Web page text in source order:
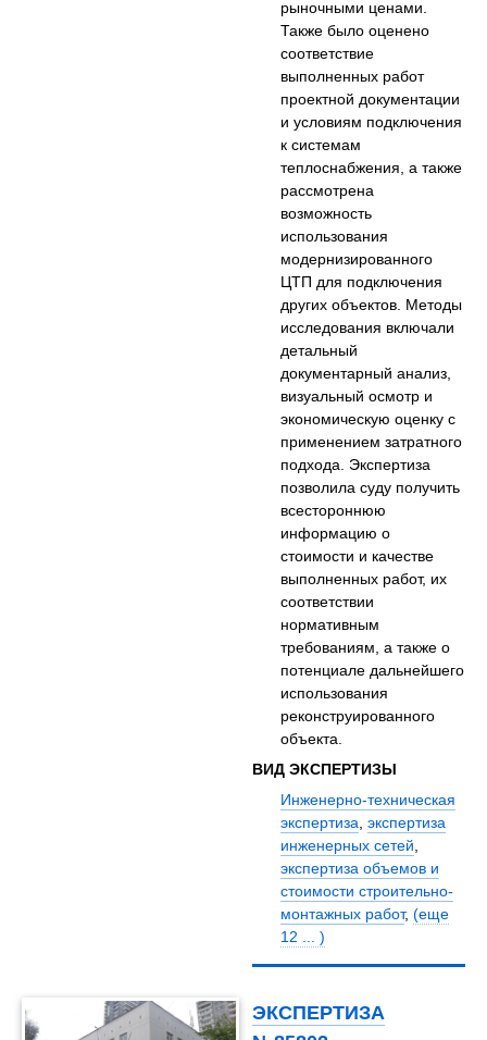
рыночными ценами.
Также было оценено
соответствие
выполненных работ
проектной документации
и условиям подключения
к системам
теплоснабжения, а также
рассмотрена
возможность
использования
модернизированного
ЦТП для подключения
других объектов. Методы
исследования включали
детальный
документарный анализ,
визуальный осмотр и
экономическую оценку с
применением затратного
подхода. Экспертиза
позволила суду получить
всестороннюю
информацию о
стоимости и качестве
выполненных работ, их
соответствии
нормативным
требованиям, а также о
потенциале дальнейшего
использования
реконструированного
объекта.
ВИД ЭКСПЕРТИЗЫ
Инженерно-техническая
экспертиза,экспертиза
инженерных сетей,
экспертиза объемов и
стоимости строительно-
монтажных работ,(еще
12 ... )
ЭКСПЕРТИЗА